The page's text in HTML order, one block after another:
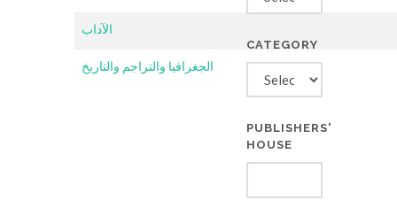
الآداب
الجغرافيا والتراجم والتاريخ
CATEGORY
PUBLISHERS'
HOUSE